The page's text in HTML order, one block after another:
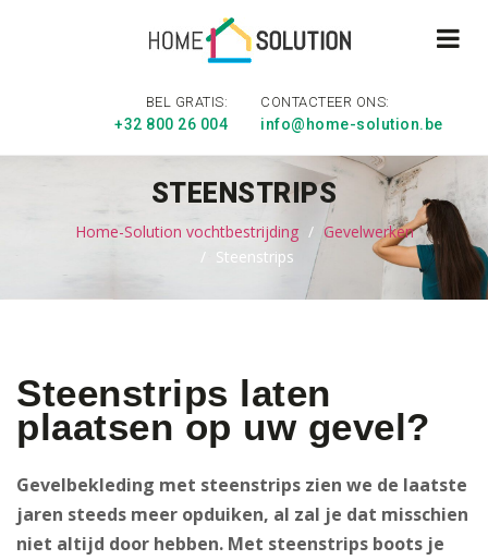
BEL GRATIS:
+32 800 26 004
CONTACTEER ONS:
info@home-solution.be
STEENSTRIPS
Home-Solution vochtbestrijding
Gevelwerken
Steenstrips
Steenstrips laten
plaatsen op uw gevel?
Gevelbekleding met steenstrips zien we de laatste
jaren steeds meer opduiken, al zal je dat misschien
niet altijd door hebben. Met steenstrips boots je